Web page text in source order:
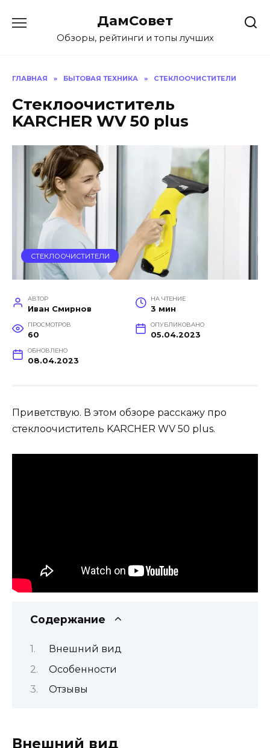
содержанию
ДамСовет
Обзоры, рейтинги и топы лучших
ГЛАВНАЯ » БЫТОВАЯ ТЕХНИКА » СТЕКЛООЧИСТИТЕЛИ
Стеклоочиститель
KARCHER WV 50 plus
СТЕКЛООЧИСТИТЕЛИ
АВТОР
Иван Смирнов
НА ЧТЕНИЕ
3 мин
ПРОСМОТРОВ
60
ОПУБЛИКОВАНО
05.04.2023
ОБНОВЛЕНО
08.04.2023
Приветствую. В этом обзоре расскажу про
стеклоочиститель KARCHER WV 50 plus.
Содержание
Внешний вид
Особенности
Отзывы
Внешний вид